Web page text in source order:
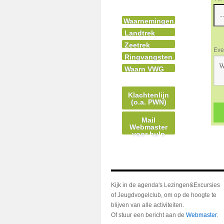
Waarnemingen
Landtrek
Zeetrek
Ringvangsten
Waarn VWG
Klachtenlijn
(o.a. PWN)
Mail
Webmaster
voor hulp
Kijk in de agenda's Lezingen&Excursies
of Jeugdvogelclub, om op de hoogte te
blijven van alle activiteiten.
Of stuur een bericht aan de Webmaster.